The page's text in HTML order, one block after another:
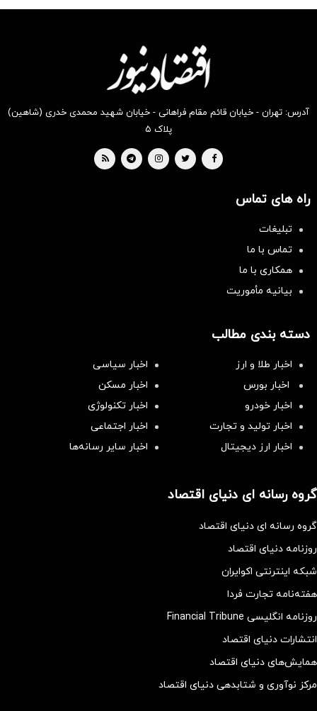
آدرس: تهران - خیابان قائم مقام فراهانی - خیابان شهید محمدی خدری (شاهین)
پلاک ۵
راه های تماس
تبلیغات
تماس با ما
همکاری با ما
بیانیه مأموریت
دسته بندی مطالب
اخبار طلا و ارز
اخبار سیاسی
اخبار بورس
اخبار مسکن
اخبار خودرو
اخبار تکنولوژی
اخبار تولید و تجارت
اخبار اجتماعی
اخبار ارز دیجیتال
اخبار سایر رسانه‌‌ها
گروه رسانه ای دنیای اقتصاد
گروه رسانه ای دنیای اقتصاد
روزنامه دنیای اقتصاد
شبکه اینترنتی اکوایران
هفته‌نامه تجارت فردا
روزنامه انگلیسی Financial Tribune
انتشارات دنیای اقتصاد
همایش‌های دنیای اقتصاد
مرکز نوآوری و شتابدهی دنیای اقتصاد